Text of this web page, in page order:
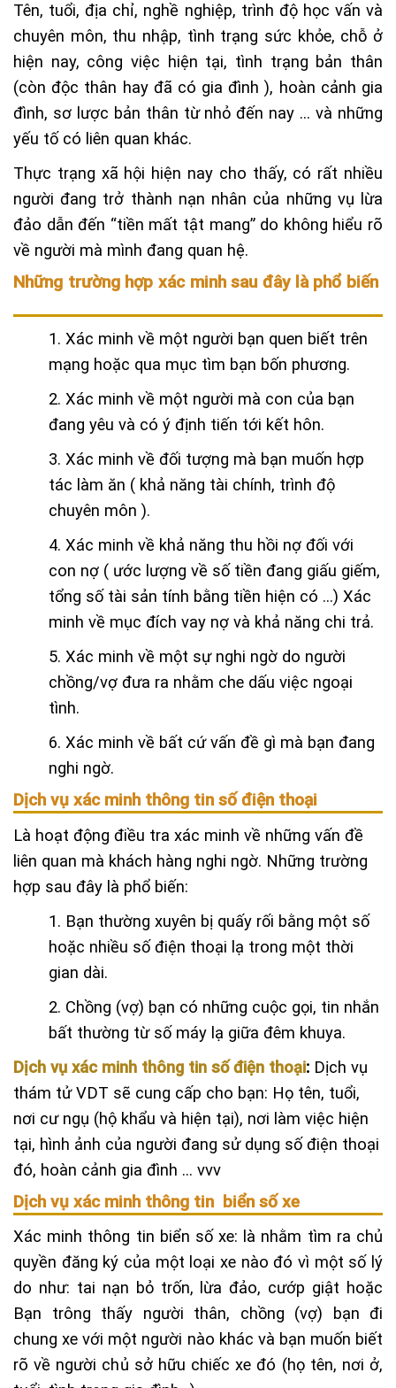
Tên, tuổi, địa chỉ, nghề nghiệp, trình độ học vấn và
chuyên môn, thu nhập, tình trạng sức khỏe, chỗ ở
hiện nay, công việc hiện tại, tình trạng bản thân
(còn độc thân hay đã có gia đình ), hoàn cảnh gia
đình, sơ lược bản thân từ nhỏ đến nay … và những
yếu tố có liên quan khác.
Thực trạng xã hội hiện nay cho thấy, có rất nhiều
người đang trở thành nạn nhân của những vụ lừa
đảo dẫn đến “tiền mất tật mang” do không hiểu rõ
về người mà mình đang quan hệ.
Những trường hợp xác minh sau đây là phổ biến
1. Xác minh về một người bạn quen biết trên
mạng hoặc qua mục tìm bạn bốn phương.
2. Xác minh về một người mà con của bạn
đang yêu và có ý định tiến tới kết hôn.
3. Xác minh về đối tượng mà bạn muốn hợp
tác làm ăn ( khả năng tài chính, trình độ
chuyên môn ).
4. Xác minh về khả năng thu hồi nợ đối với
con nợ ( ước lượng về số tiền đang giấu giếm,
tổng số tài sản tính bằng tiền hiện có …) Xác
minh về mục đích vay nợ và khả năng chi trả.
5. Xác minh về một sự nghi ngờ do người
chồng/vợ đưa ra nhằm che dấu việc ngoại
tình.
6. Xác minh về bất cứ vấn đề gì mà bạn đang
nghi ngờ.
Dịch vụ xác minh thông tin số điện thoại
Là hoạt động điều tra xác minh về những vấn đề
liên quan mà khách hàng nghi ngờ. Những trường
hợp sau đây là phổ biến:
1. Bạn thường xuyên bị quấy rối bằng một số
hoặc nhiều số điện thoại lạ trong một thời
gian dài.
2. Chồng (vợ) bạn có những cuộc gọi, tin nhắn
bất thường từ số máy lạ giữa đêm khuya.
Dịch vụ xác minh thông tin số điện thoại: Dịch vụ
thám tử VDT sẽ cung cấp cho bạn: Họ tên, tuổi,
nơi cư ngụ (hộ khẩu và hiện tại), nơi làm việc hiện
tại, hình ảnh của người đang sử dụng số điện thoại
đó, hoàn cảnh gia đình … vvv
Dịch vụ xác minh thông tin biển số xe
Xác minh thông tin biển số xe: là nhằm tìm ra chủ
quyền đăng ký của một loại xe nào đó vì một số lý
do như: tai nạn bỏ trốn, lừa đảo, cướp giật hoặc
Bạn trông thấy người thân, chồng (vợ) bạn đi
chung xe với một người nào khác và bạn muốn biết
rõ về người chủ sở hữu chiếc xe đó (họ tên, nơi ở,